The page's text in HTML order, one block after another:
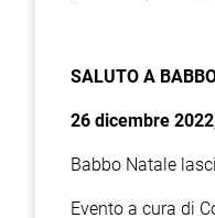
SALUTO A
26 dicembre
Babbo Natale
Evento a cura di